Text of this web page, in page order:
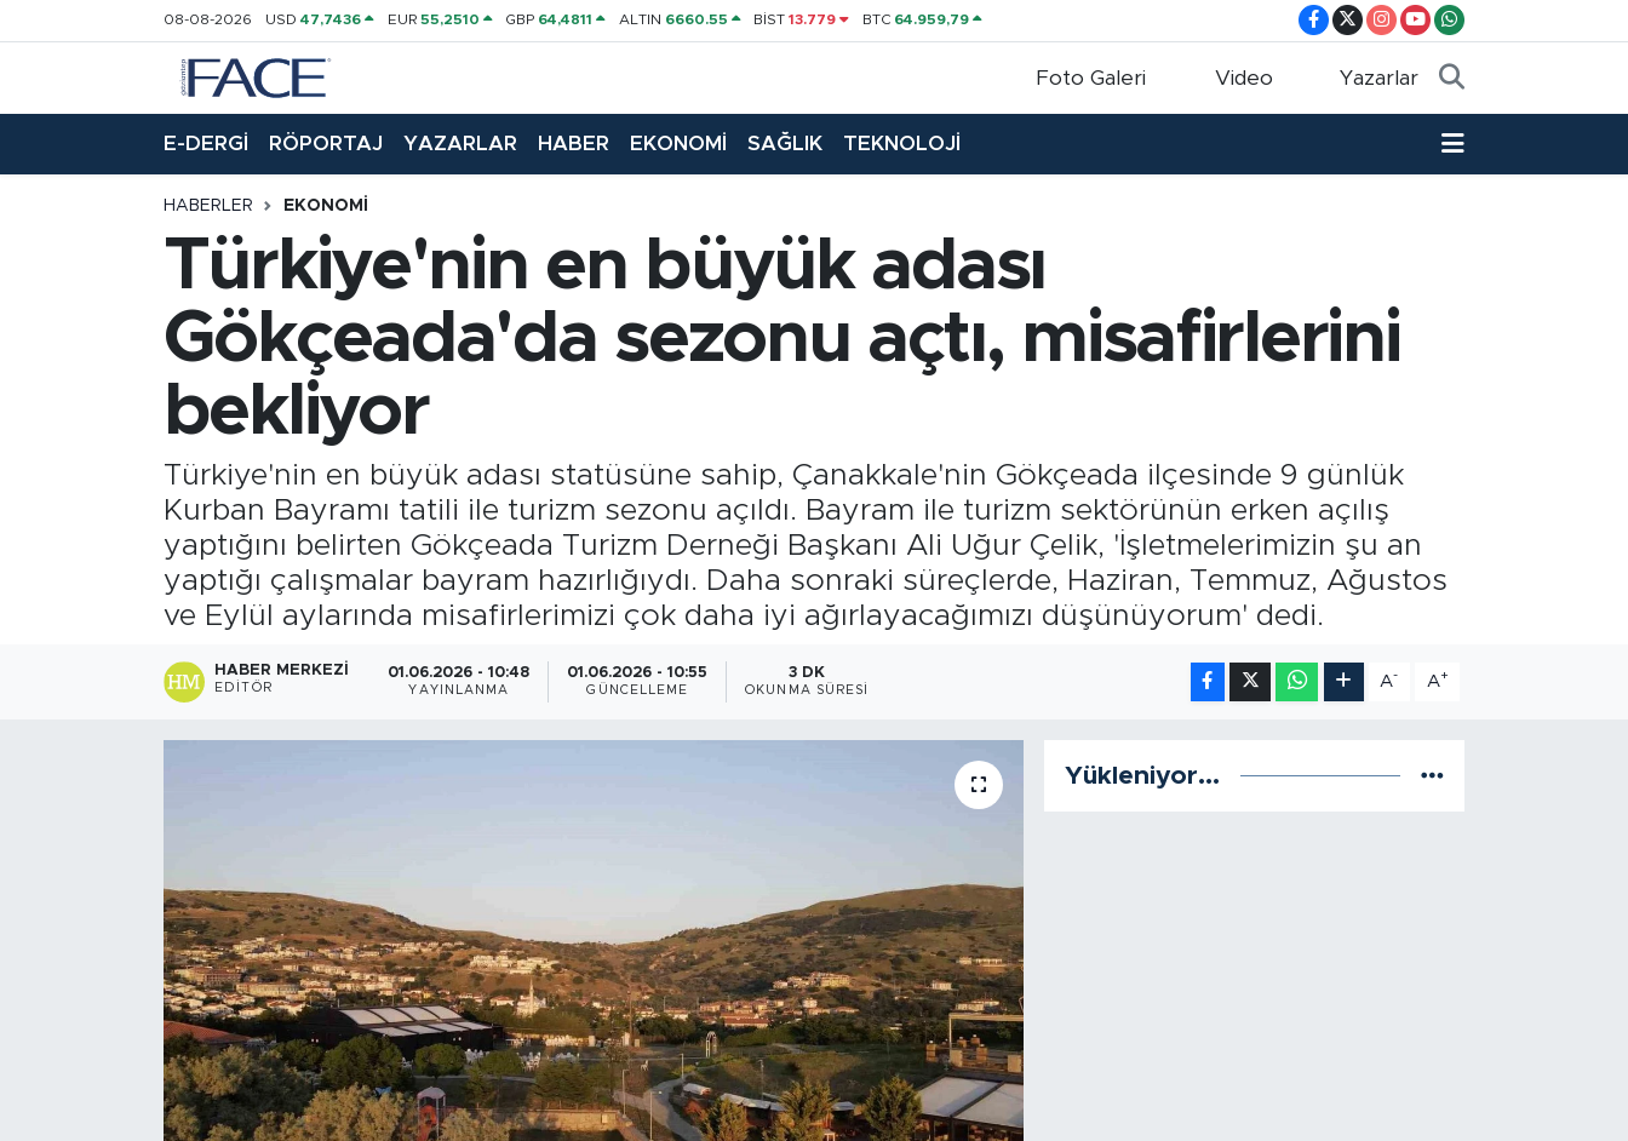
08-08-2026 USD47,7436 EUR 55,2510 GBP 64,4811 ALTIN 6660.55 BİST13.779 BTC 64.959,79
Foto Galeri Video Yazarlar
E-DERGİ RÖPORTAJ YAZARLAR HABER EKONOMİ SAĞLIK TEKNOLOJİ
HABERLER EKONOMI
Türkiye'nin en büyük adası
Gökçeada'da sezonu açtı, misafirlerini
bekliyor
Türkiye'nin en büyük adası statüsüne sahip, Çanakkale'nin Gökçeada ilçesinde 9 günlük
Kurban Bayramı tatili ile turizm sezonu açıldı. Bayram ile turizm sektörünün erken açılış
yaptığını belirten Gökçeada Turizm Derneği Başkanı Ali Uğur Çelik, 'İşletmelerimizin şu an
yaptığı çalışmalar bayram hazırlığıydı. Daha sonraki süreçlerde, Haziran, Temmuz, Ağustos
ve Eylül aylarında misafirlerimizi çok daha iyi ağırlayacağımızı düşünüyorum' dedi.
HABER MERKEZI
EDITÖR
01.06.2026 - 10:48
YAYINLANMA
01.06.2026 - 10:55
GÜNCELLEME
3 DK
OKUNMA SÜRESI
A- A+
Yükleniyor...
Nöbetçi Eczaneler
Hava Durumu
Trafik Durumu
Süper Lig Puan Durumu ve Fikstür
Tüm Manşetler
Son Dakika Haberleri
Haber Arşivi